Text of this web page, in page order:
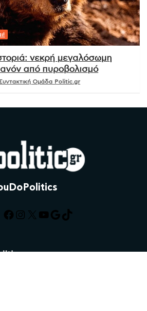
νεκρή μεγαλόσωμη
από πυροβολισμό
Ομάδα Politic.gr
Facebook
Instagram
X YouTube
Google
TikTok